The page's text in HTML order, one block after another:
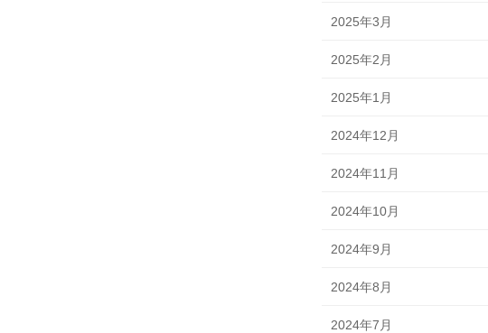
2025年3月
2025年2月
2025年1月
2024年12月
2024年11月
2024年10月
2024年9月
2024年8月
2024年7月